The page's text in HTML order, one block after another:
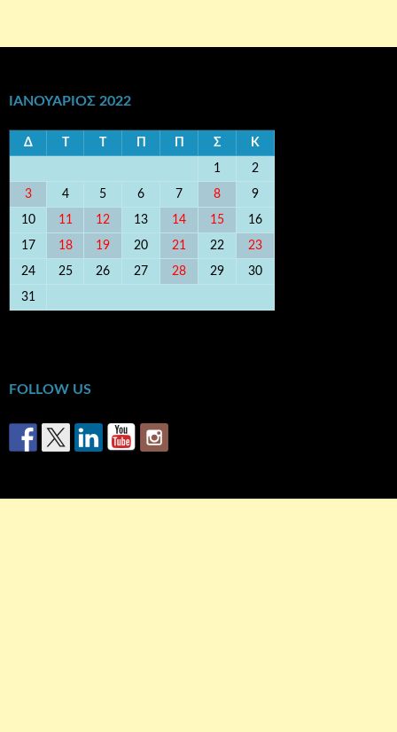
ΙΑΝΟΥΆΡΙΟΣ 2022
Δ Σ Κ
1 2
3 4 5 6 7 8 9
10 11 12 13 14 15 16
17 18 19 20 21 22 23
24 25 26 27 28 29 30
31
FOLLOW US